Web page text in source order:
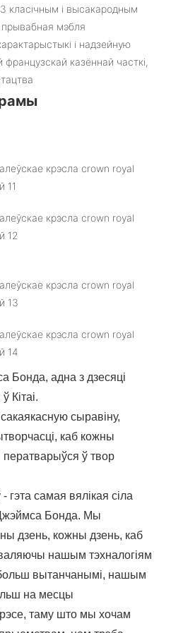
класічным і высакародным
мэбля
і надзейную
казённай часткі,
Бонда, адна з дзесяці
Кітаі.
сыравіну,
каб кожны
ператварыўся ў твор
гэта самая вялікая сіла
Бонда. Мы
дзень, кожны дзень, каб
нашым тэхналогіям
вытанчанымі, нашым
на месцы
таму што мы хочам